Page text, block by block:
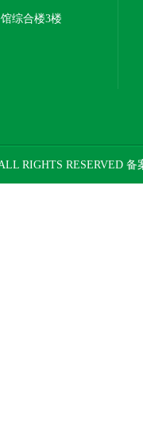
综合楼3楼
RIGHTS RESERVED 备